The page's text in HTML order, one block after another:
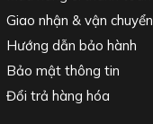
Giao nhận & vận chuyển
Hướng dẫn bảo hành
Bảo mật thông tin
Đổi trả hàng hóa